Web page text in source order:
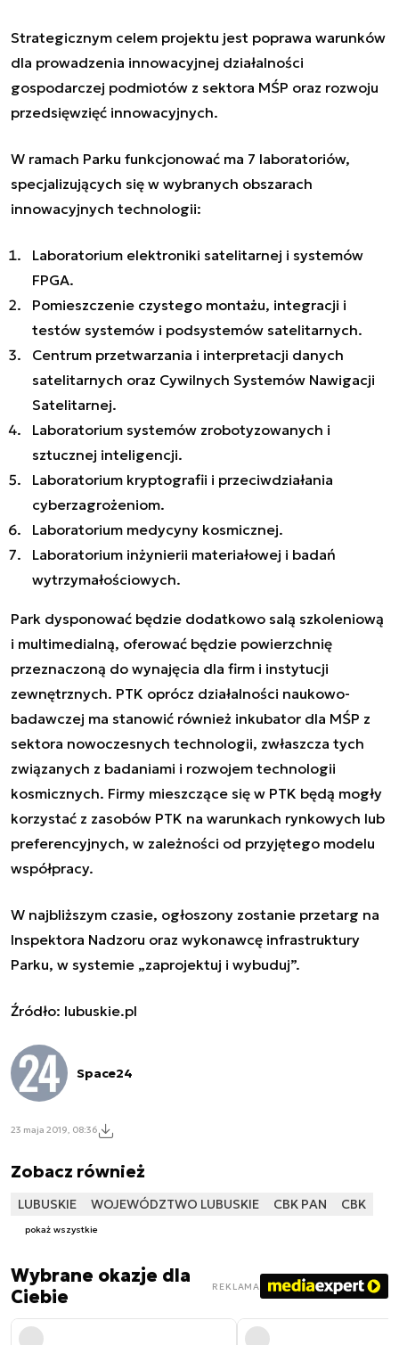
Strategicznym celem projektu jest poprawa warunków
dla prowadzenia innowacyjnej działalności
gospodarczej podmiotów z sektora MŚP oraz rozwoju
przedsięwzięć innowacyjnych.
W ramach Parku funkcjonować ma 7 laboratoriów,
specjalizujących się w wybranych obszarach
innowacyjnych technologii:
Laboratorium elektroniki satelitarnej i systemów
FPGA.
Pomieszczenie czystego montażu, integracji i
testów systemów i podsystemów satelitarnych.
Centrum przetwarzania i interpretacji danych
satelitarnych oraz Cywilnych Systemów Nawigacji
Satelitarnej.
Laboratorium systemów zrobotyzowanych i
sztucznej inteligencji.
Laboratorium kryptografii i przeciwdziałania
cyberzagrożeniom.
Laboratorium medycyny kosmicznej.
Laboratorium inżynierii materiałowej i badań
wytrzymałościowych.
Park dysponować będzie dodatkowo salą szkoleniową
i multimedialną, oferować będzie powierzchnię
przeznaczoną do wynajęcia dla firm i instytucji
zewnętrznych. PTK oprócz działalności naukowo-
badawczej ma stanowić również inkubator dla MŚP z
sektora nowoczesnych technologii, zwłaszcza tych
związanych z badaniami i rozwojem technologii
kosmicznych. Firmy mieszczące się w PTK będą mogły
korzystać z zasobów PTK na warunkach rynkowych lub
preferencyjnych, w zależności od przyjętego modelu
współpracy.
W najbliższym czasie, ogłoszony zostanie przetarg na
Inspektora Nadzoru oraz wykonawcę infrastruktury
Parku, w systemie „zaprojektuj i wybuduj”.
Źródło: lubuskie.pl
Space24
23 maja 2019, 08:36
Zobacz również
LUBUSKIE WOJEWÓDZTWO LUBUSKIE CBK PAN CBK
pokaż wszystkie
Wybrane okazje dla
Ciebie
REKLAMA